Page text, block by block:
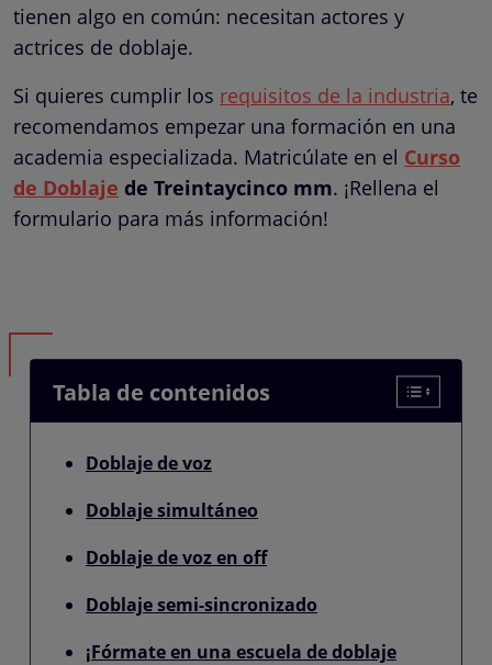
tienen algo en común: necesitan actores y
actrices de doblaje.
Si quieres cumplir los requisitos de la industria, te
recomendamos empezar una formación en una
academia especializada. Matricúlate en el Curso
de Doblaje de Treintaycinco mm. ¡Rellena el
formulario para más información!
Tabla de contenidos
Doblaje de voz
Doblaje simultáneo
Doblaje de voz en off
Doblaje semi-sincronizado
¡Fórmate en una escuela de doblaje